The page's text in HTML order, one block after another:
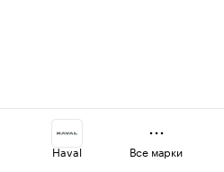
Haval Все марки